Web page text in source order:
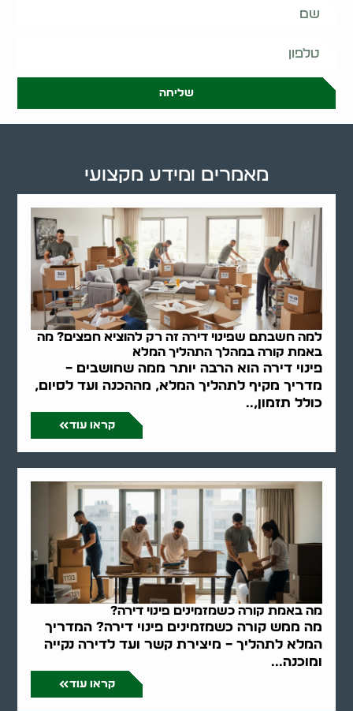
שליחה
למה חשבתם שפינוי דירה זה רק להוציא חפצים? מה
באמת קורה במהלך התהליך המלא
פינוי דירה הוא הרבה יותר ממה שחושבים –
מדריך מקיף לתהליך המלא, מההכנה ועד לסיום,
כולל תזמון,..
קראו עוד
מה באמת קורה כשמזמינים פינוי דירה?
מה ממש קורה כשמזמינים פינוי דירה? המדריך
המלא לתהליך – מיצירת קשר ועד לדירה נקייה
ומוכנה...
קראו עוד
מאמרים ומידע מקצועי